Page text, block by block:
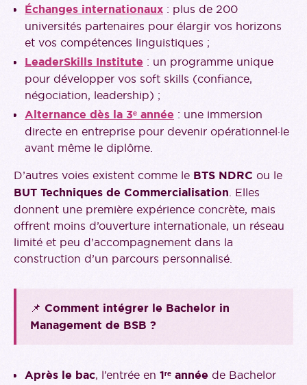
Échanges internationaux : plus de 200
universités partenaires pour élargir vos horizons
et vos compétences linguistiques ;
LeaderSkills Institute : un programme unique
pour développer vos soft skills (confiance,
négociation, leadership) ;
Alternance dès la 3ᵉ année : une immersion
directe en entreprise pour devenir opérationnel·le
avant même le diplôme.
D’autres voies existent comme le BTS NDRC ou le
BUT Techniques de Commercialisation . Elles
donnent une première expérience concrète, mais
offrent moins d’ouverture internationale, un réseau
limité et peu d’accompagnement dans la
construction d’un parcours personnalisé.
📌 Comment intégrer le Bachelor in
Management de BSB ?
Après le bac, l’entrée en 1ʳᵉ année de Bachelor